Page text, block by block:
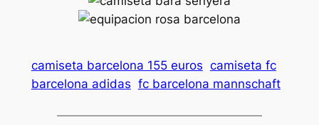
camiseta barcelona 155 euros camiseta fc
barcelona adidas fc barcelona mannschaft